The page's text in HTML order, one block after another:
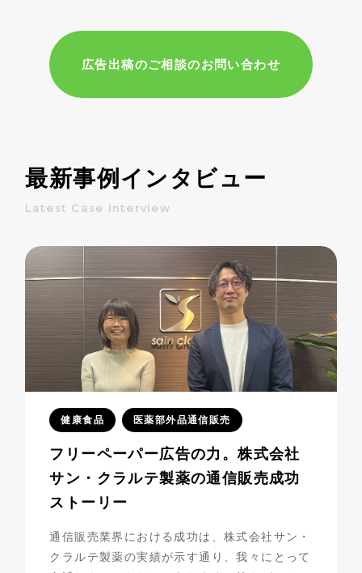
広告出稿のご相談のお問い合わせ
最新事例インタビュー
Latest Case Interview
健康食品 医薬部外品通信販売
フリーペーパー広告の力。株式会社
サン・クラルテ製薬の通信販売成功
ストーリー
通信販売業界における成功は、株式会社サン・
クラルテ製薬の実績が示す通り、我々にとって